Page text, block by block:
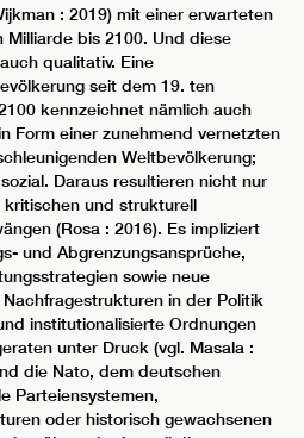
: 2019) mit einer erwarteten
bis 2100. Und diese
qualitativ. Eine
seit dem 19. ten
kennzeichnet nämlich auch
Form einer zunehmend vernetzten
Weltbevölkerung;
Daraus resultieren nicht nur
und strukturell
(Rosa : 2016). Es impliziert
und Abgrenzungsansprüche,
sowie neue
in der Politik
institutionalisierte Ordnungen
unter Druck (vgl. Masala :
die Nato, dem deutschen
Parteiensystemen,
oder historisch gewachsenen